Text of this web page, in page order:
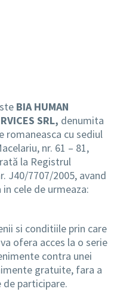
BIA HUMAN
SRL, denumita
romaneasca cu sediul
nr. 61 – 81,
la Registrul
J40/7707/2005, avand
cele de urmeaza:
si conditiile prin care
ofera acces la o serie
contra unei
gratuite, fara a
de participare.